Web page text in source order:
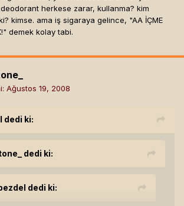
herkese zarar, kullanma? kim
kimse. ama iş sigaraya gelince, "AA İÇME
demek kolay tabi.
Ağustos 19, 2008
dedi ki:
dedi ki:
dedi ki: